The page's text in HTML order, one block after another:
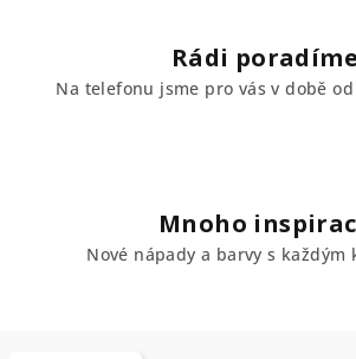
Rádi poradíme
Na telefonu jsme pro vás v době
Mnoho
Nové nápady a barvy s každým